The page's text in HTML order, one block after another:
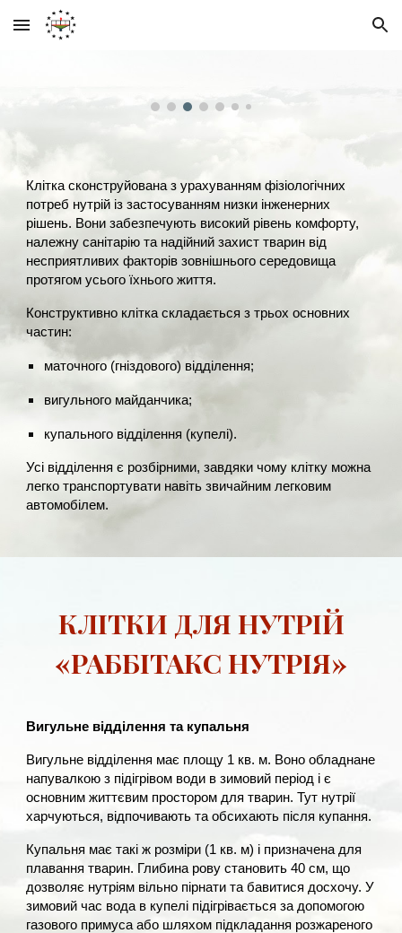
Skip to main content Skip to navigation
Клітка сконструйована з урахуванням фізіологічних
потреб нутрій із застосуванням низки інженерних
рішень. Вони забезпечують високий рівень комфорту,
належну санітарію та надійний захист тварин від
несприятливих факторів зовнішнього середовища
протягом усього їхнього життя.
Конструктивно клітка складається з трьох основних
частин:
маточного (гніздового) відділення;
вигульного майданчика;
купального відділення (купелі).
Усі відділення є розбірними, завдяки чому клітку можна
легко транспортувати навіть звичайним легковим
автомобілем.
КЛІТКИ ДЛЯ НУТРІЙ
«РАББІТАКС НУТРІЯ»
Вигульне відділення та купальня
Вигульне відділення має площу 1 кв. м. Воно обладнане
напувалкою з підігрівом води в зимовий період і є
основним життєвим простором для тварин. Тут нутрії
харчуються, відпочивають та обсихають після купання.
Купальня має такі ж розміри (1 кв. м) і призначена для
плавання тварин. Глибина рову становить 40 см, що
дозволяє нутріям вільно пірнати та бавитися досхочу. У
зимовий час вода в купелі підігрівається за допомогою
газового примуса або шляхом підкладання розжареного